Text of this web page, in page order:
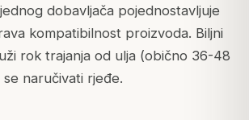
dobavljača pojednostavljuje
kompatibilnost proizvoda. Biljni
rok trajanja od ulja (obično 36-48
se naručivati rjeđe.